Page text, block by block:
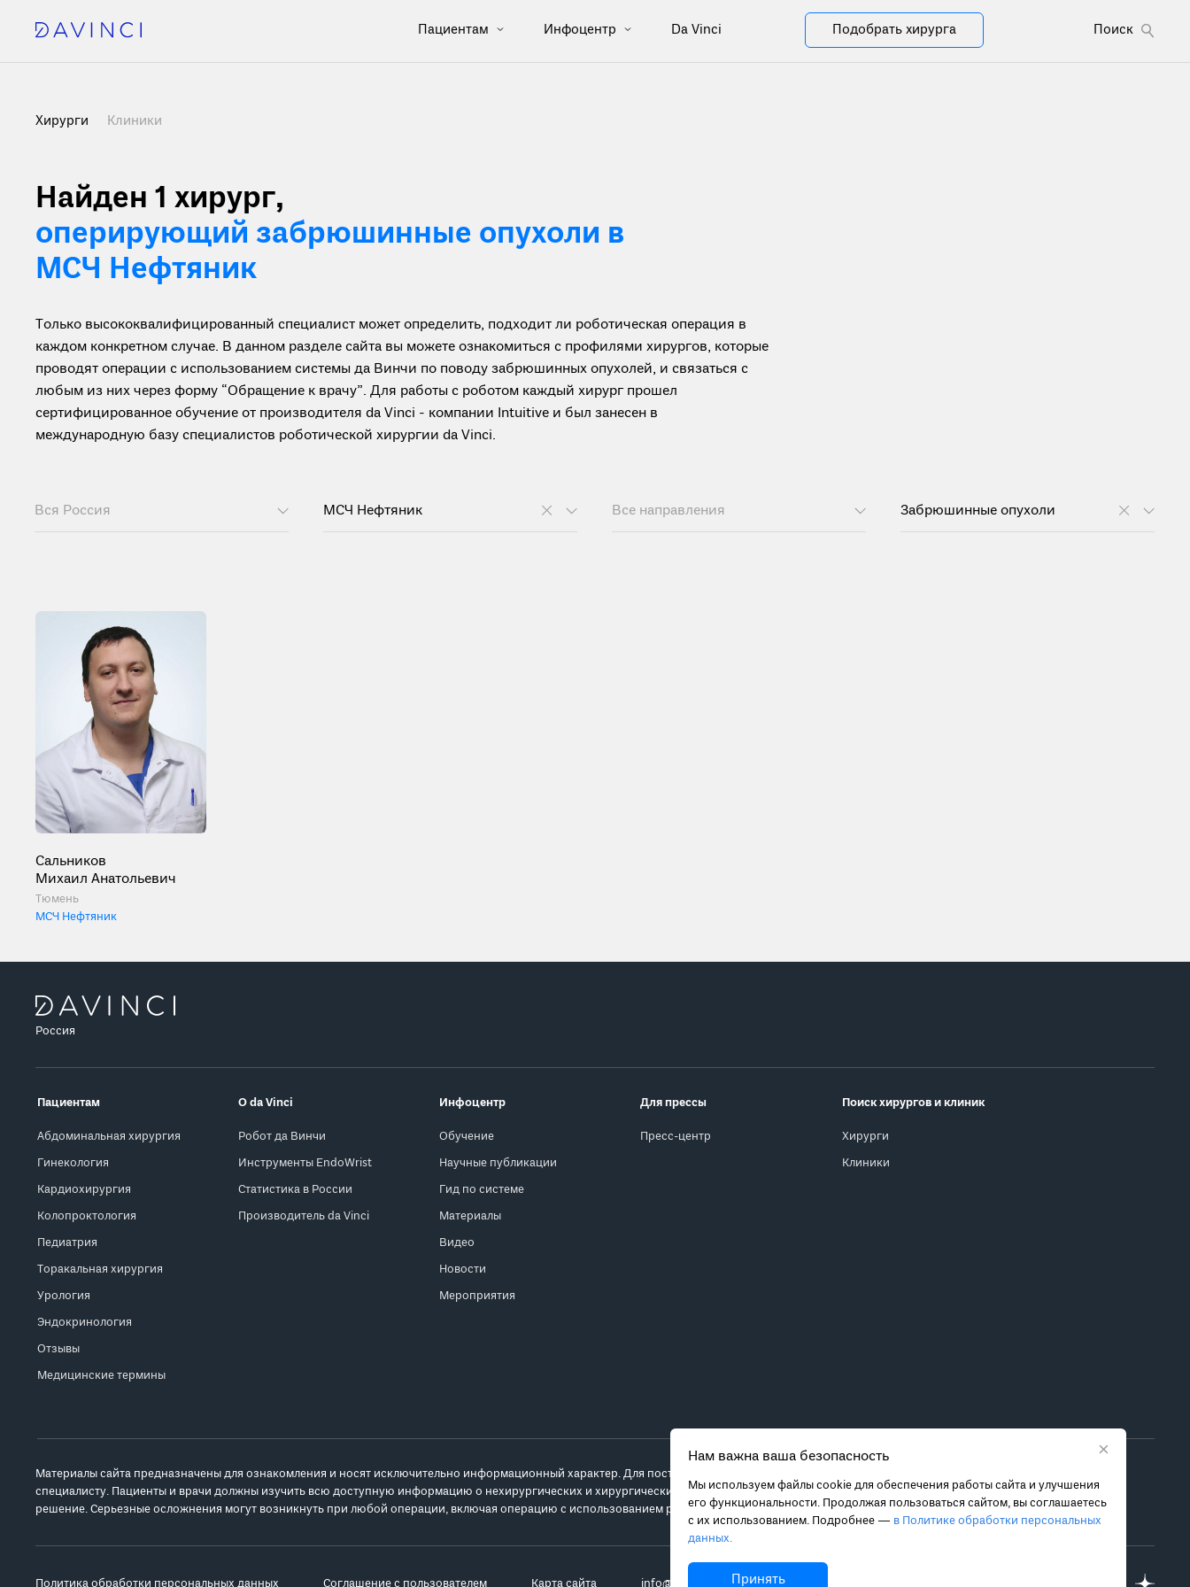
Пациентам Инфоцентр Da Vinci Подобрать хирурга Поиск
Хирурги Клиники
Найден 1 хирург,
оперирующий забрюшинные опухоли в
МСЧ Нефтяник
Только высококвалифицированный специалист может определить, подходит ли роботическая операция в
каждом конкретном случае. В данном разделе сайта вы можете ознакомиться с профилями хирургов, которые
проводят операции с использованием системы да Винчи по поводу забрюшинных опухолей, и связаться с
любым из них через форму “Обращение к врачу”. Для работы с роботом каждый хирург прошел
сертифицированное обучение от производителя da Vinci - компании Intuitive и был занесен в
международную базу специалистов роботической хирургии da Vinci.
Вся Россия МСЧ Нефтяник Все направления Забрюшинные опухоли
Сальников
Михаил Анатольевич
Тюмень
МСЧ Нефтяник
×
Нам важна ваша безопасность
Мы используем файлы cookie для обеспечения работы сайта и улучшения
его функциональности. Продолжая пользоваться сайтом, вы соглашаетесь
с их использованием. Подробнее — в Политике обработки персональных
данных.
Принять
Россия
Пациентам
Абдоминальная хирургия
Гинекология
Кардиохирургия
Колопроктология
Педиатрия
Торакальная хирургия
Урология
Эндокринология
Отзывы
Медицинские термины
О da Vinci
Робот да Винчи
Инструменты EndoWrist
Статистика в России
Производитель da Vinci
Инфоцентр
Обучение
Научные публикации
Гид по системе
Материалы
Видео
Новости
Мероприятия
Для прессы
Пресс-центр
Поиск хирургов и клиник
Хирурги
Клиники
Материалы сайта предназначены для ознакомления и носят исключительно информационный характер. Для постановки диагноза и выбора метода лечения обратитесь за консультацией к
специалисту. Пациенты и врачи должны изучить всю доступную информацию о нехирургических и хирургических вариантах лечения и связанных с ними рисках, чтобы принять обоснованное
решение. Серьезные осложнения могут возникнуть при любой операции, включая операцию с использованием робота da Vinci.
Политика обработки персональных данных Соглашение с пользователем Карта сайта info@robot-davinci.ru